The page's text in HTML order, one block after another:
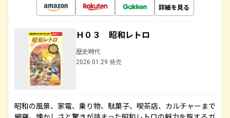
詳細を見る
Ｈ０３ 昭和レトロ
歴史時代
2026.01.29 発売
昭和の風景、家電、乗り物、駄菓子、喫茶店、カルチャーまで